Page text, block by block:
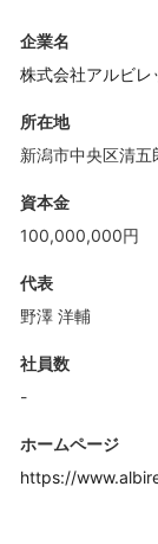
企業名
株式会社アルビレ
所在地
新潟市中央区清
資本金
100,000,000円
代表
野澤 洋輔
社員数
-
ホームページ
https://